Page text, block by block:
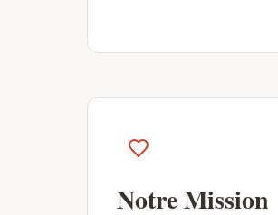
Notre Mission